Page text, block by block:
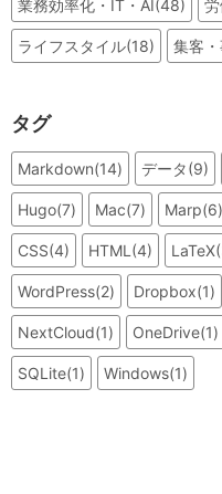
業務効率化・IT・AI(48)
ライフスタイル(18) 集客
タグ
Markdown(14) データ(9)
Hugo(7) Mac(7) Marp(6)
CSS(4) HTML(4)
WordPress(2) Dropbox(1)
NextCloud(1) OneDrive(1)
SQLite(1) Windows(1)